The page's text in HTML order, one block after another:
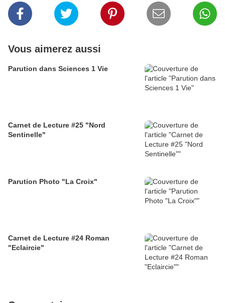
Vous aimerez aussi
Parution dans Sciences 1 Vie
Carnet de Lecture #25 "Nord
Sentinelle"
Parution Photo "La Croix"
Carnet de Lecture #24 Roman
"Eclaircie"